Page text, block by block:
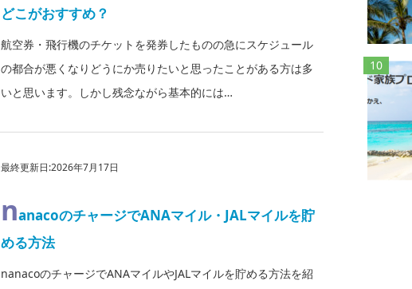
どこがおすすめ？
航空券・飛行機のチケットを発券したものの急にスケジュール
の都合が悪くなりどうにか売りたいと思ったことがある方は多
いと思います。しかし残念ながら基本的には…
最終更新日:2026年7月17日
nanacoのチャージでANAマイル・JALマイルを貯
める方法
nanacoのチャージでANAマイルやJALマイルを貯める方法を紹